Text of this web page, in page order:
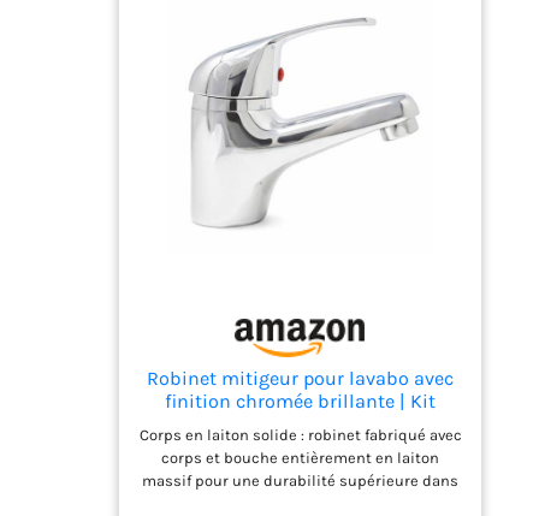
inoxydable 304 de bonne qualité, pour une
installation plus stable; Traitement de
surface antioxydant par brossage pour éviter
les rayures et la poussière; Tuyau d'eau
froide/chaude en acier inoxydable, longueur
50CM, interface standard 3/8 pouces,
contrôle de qualité strict, conforme aux
normes d'utilisation, pour garantir la
salubrité de l'eau potable Facile à installer:
Le robinet de cuisine a des images des
installation facile
Robinet mitigeur pour lavabo avec
finition chromée brillante | Kit
complet de montage
Corps en laiton solide : robinet fabriqué avec
corps et bouche entièrement en laiton
massif pour une durabilité supérieure dans